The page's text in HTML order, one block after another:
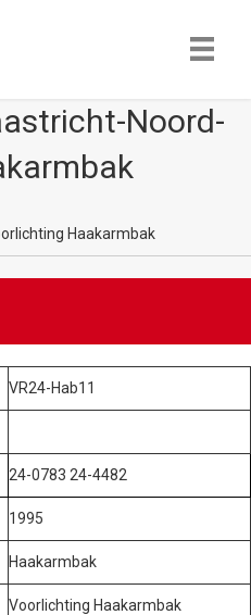
Noord-
Haakarmbak
VR24-Hab11
24-0783 24-4482
1995
Haakarmbak
Voorlichting Haakarmbak